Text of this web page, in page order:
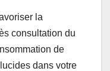
la
consultation du
de
dans votre